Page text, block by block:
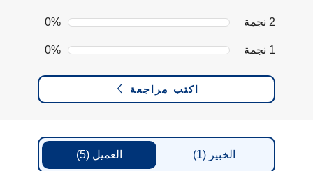
2 نجمة 0%
1 نجمة 0%
اكتب مراجعة
العميل (5) الخبير(1)